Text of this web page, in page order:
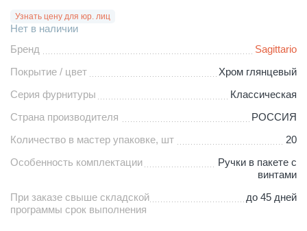
Узнать цену для юр. лиц
Нет в наличии
Бренд
Sagittario
Покрытие / цвет
Хром глянцевый
Серия фурнитуры
Классическая
Страна производителя
РОССИЯ
Количество в мастер упаковке, шт
20
Особенность комплектации
Ручки в пакете с
винтами
При заказе свыше складской
программы срок выполнения
до 45 дней